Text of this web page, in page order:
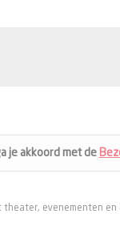
je akkoord met de
theater, evenementen en